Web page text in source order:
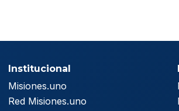
Institucional
Misiones.uno
Red Misiones.uno